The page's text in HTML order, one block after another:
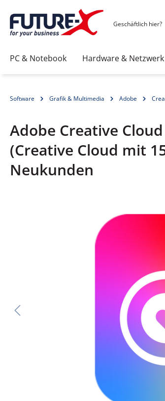
Geschäftlich hier?
PC & Notebook Hardware & Netzwerk
Software Grafik & Multimedia Adobe
Adobe Creative
(Creative Cloud mit
Neukunden